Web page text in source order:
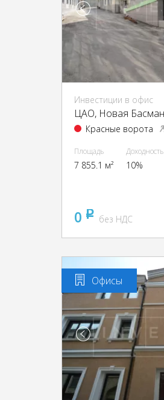
Инвестиции в офис
Красные ворота
Площадь
7 855.1 м²
Доходность
10%
0 pуббез НДС
Офисы